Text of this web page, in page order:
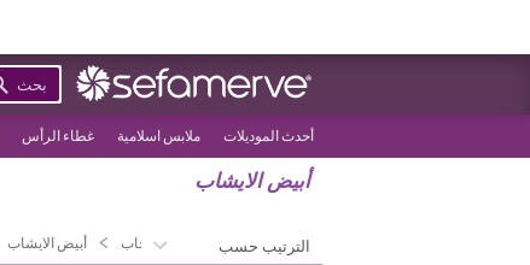
بحث
أحدث الموديلات ملابس اسلامية غطاء الرأس
أبيض الايشاب
الصفحة الرئيسية الحجاب > أبيض الايشاب